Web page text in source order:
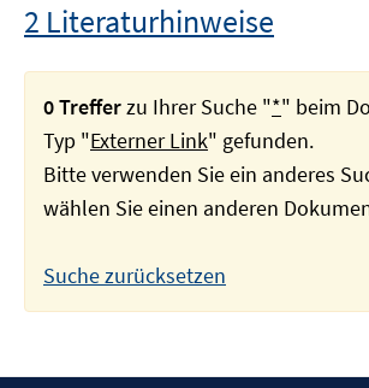
2 Literaturhinweise
0 Trefferzu Ihrer Suche "*" beim
Typ "Externer Link" gefunden.
Bitte verwenden Sie ein anderes
wählen Sie einen anderen
Suche zurücksetzen